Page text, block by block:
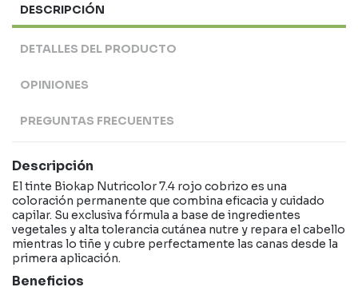
DESCRIPCIÓN
DETALLES DEL PRODUCTO
OPINIONES
PREGUNTAS FRECUENTES
Descripción
El tinte Biokap Nutricolor 7.4 rojo cobrizo es una
coloración permanente que combina eficacia y cuidado
capilar. Su exclusiva fórmula a base de ingredientes
vegetales y alta tolerancia cutánea nutre y repara el cabello
mientras lo tiñe y cubre perfectamente las canas desde la
primera aplicación.
Beneficios